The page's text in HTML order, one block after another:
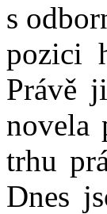
s
pozici
Právě
novela
trhu
Dnes